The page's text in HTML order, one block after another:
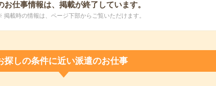
お仕事情報は、掲載が終了しています。
掲載時の情報は、ページ下部からご覧いただけます。
探しの条件に近い派遣のお仕事